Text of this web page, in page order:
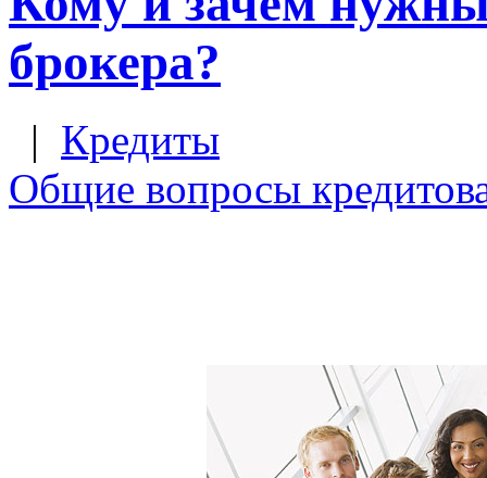
брокера?
| Кредиты
Общие вопросы